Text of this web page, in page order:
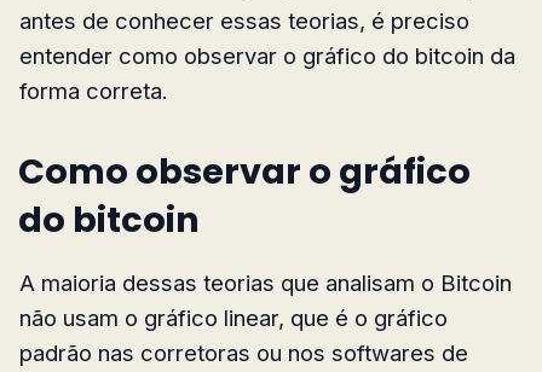
antes de conhecer essas teorias, é preciso
entender como observar o gráfico do bitcoin da
forma correta.
Como observar o gráfico
do bitcoin
A maioria dessas teorias que analisam o Bitcoin
não usam o gráfico linear, que é o gráfico
padrão nas corretoras ou nos softwares de